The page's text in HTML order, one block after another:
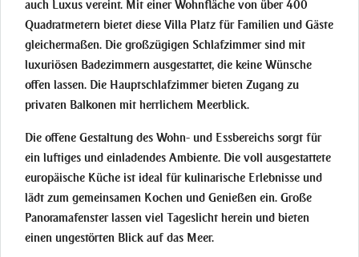
auch Luxus vereint. Mit einer Wohnfläche von über 400
Quadratmetern bietet diese Villa Platz für Familien und Gäste
gleichermaßen. Die großzügigen Schlafzimmer sind mit
luxuriösen Badezimmern ausgestattet, die keine Wünsche
offen lassen. Die Hauptschlafzimmer bieten Zugang zu
privaten Balkonen mit herrlichem Meerblick.
Die offene Gestaltung des Wohn- und Essbereichs sorgt für
ein luftiges und einladendes Ambiente. Die voll ausgestattete
europäische Küche ist ideal für kulinarische Erlebnisse und
lädt zum gemeinsamen Kochen und Genießen ein. Große
Panoramafenster lassen viel Tageslicht herein und bieten
einen ungestörten Blick auf das Meer.